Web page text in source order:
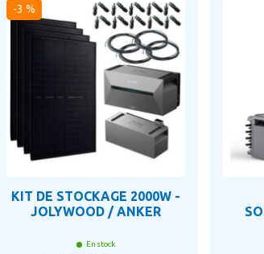
-3 %
KIT DE STOCKAGE 2000W -
JOLYWOOD / ANKER
En stock